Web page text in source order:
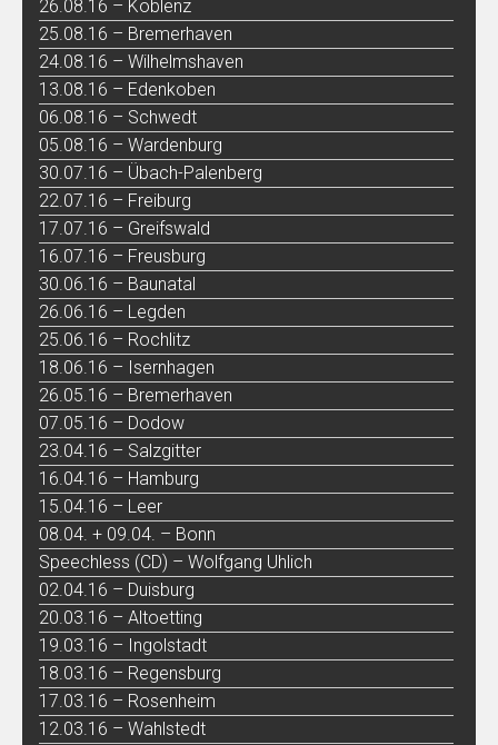
26.08.16 – Koblenz
25.08.16 – Bremerhaven
24.08.16 – Wilhelmshaven
13.08.16 – Edenkoben
06.08.16 – Schwedt
05.08.16 – Wardenburg
30.07.16 – Übach-Palenberg
22.07.16 – Freiburg
17.07.16 – Greifswald
16.07.16 – Freusburg
30.06.16 – Baunatal
26.06.16 – Legden
25.06.16 – Rochlitz
18.06.16 – Isernhagen
26.05.16 – Bremerhaven
07.05.16 – Dodow
23.04.16 – Salzgitter
16.04.16 – Hamburg
15.04.16 – Leer
08.04. + 09.04. – Bonn
Speechless (CD) – Wolfgang Uhlich
02.04.16 – Duisburg
20.03.16 – Altoetting
19.03.16 – Ingolstadt
18.03.16 – Regensburg
17.03.16 – Rosenheim
12.03.16 – Wahlstedt